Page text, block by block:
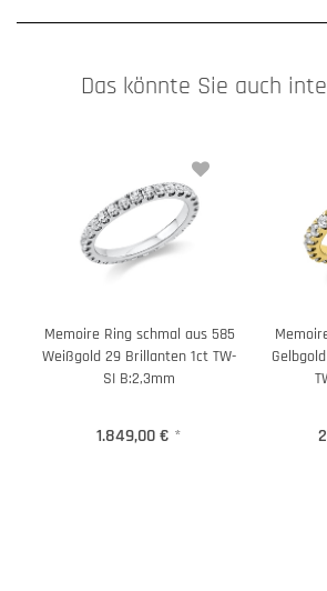
Das könnte Sie auch
Memoire Ring schmal aus 585
Weißgold 29 Brillanten 1ct TW-
SI B:2,3mm
1.849,00 € *